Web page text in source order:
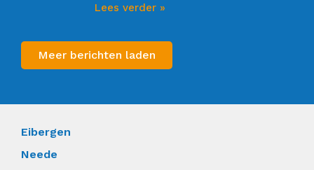
Lees verder »
Meer berichten laden
Eibergen
Neede